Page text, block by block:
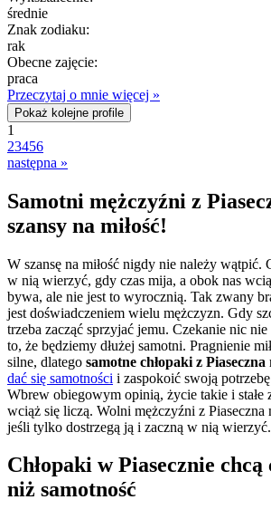
średnie
Znak zodiaku:
rak
Obecne zajęcie:
praca
Przeczytaj o mnie więcej »
Pokaż kolejne profile
1
23456
następna »
Samotni mężczyźni z
szansy na miłość!
W szansę na miłość nigdy nie należy wątpić.
w nią wierzyć, gdy czas mija, a obok nas
bywa, ale nie jest to wyrocznią. Tak zwany
jest doświadczeniem wielu mężczyzn. Gdy
trzeba zacząć sprzyjać jemu. Czekanie nic
to, że będziemy dłużej samotni. Pragnienie
silne, dlatego samotne chłopaki z Piaseczna
dać się samotności i zaspokoić swoją
Wbrew obiegowym opinią, życie takie i
wciąż się liczą. Wolni mężczyźni z Piaseczna
jeśli tylko dostrzegą ją i zaczną w nią wierzyć.
Chłopaki w Piasecznie chcą
niż samotność